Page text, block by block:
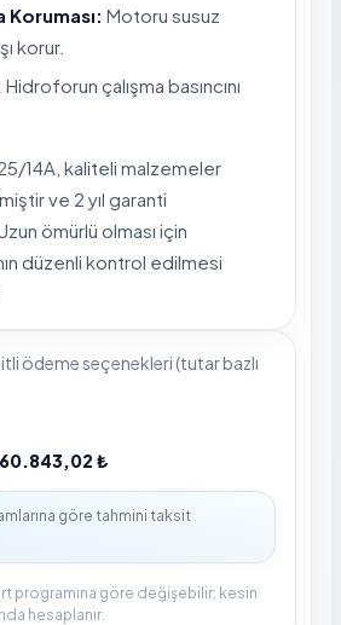
Koruması: Motoru susuz
korur.
Hidroforun çalışma basıncını
14A, kaliteli malzemeler
ve 2 yıl garanti
ömürlü olması için
düzenli kontrol edilmesi
ödeme seçenekleri (tutar bazlı
60.843,02 ₺
programına göre değişebilir; kesin
hesaplanır.